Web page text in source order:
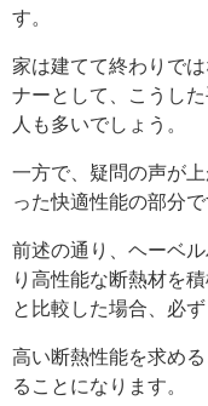
す。
家は建てて終わりで
ナーとして、こうし
人も多いでしょう。
一方で、疑問の声が
った快適性能の部分で
前述の通り、ヘーベ
り高性能な断熱材を
と比較した場合、必
高い断熱性能を求め
ることになります。